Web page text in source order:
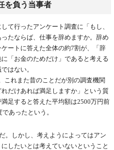
を負う当事者
て行ったアンケート調査に「もし、
たならば、仕事を辞めますか。辞め
ートに答えた全体の約7割が、「辞
「お金のためだけ」であると考える
ではない。
これまた昔のことだが別の調査機関
だけあれば満足しますか」という質
足すると答えた平均額は2500万円前
あったという。
。しかし、考えようによってはアン
したいとは考えていないということ